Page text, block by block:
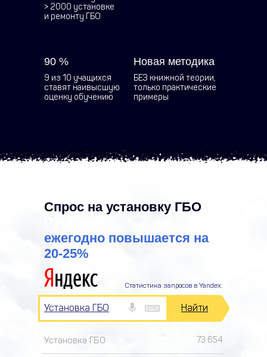
90 % Новая методика
> 2000 установке
и ремонту ГБО
9 из 10 учащихся
ставят наивысшую
оценку обучению
БЕЗ книжной теории,
только практические
примеры
Спрос на установку ГБО
ежегодно повышается на
20-25%
Установка ГБО
Установка ГБО Найти
Статистика запросов в Yandex:
73 654